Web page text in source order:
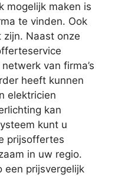
mogelijk maken is
te vinden. Ook
zijn. Naast onze
van firma’s
heeft kunnen
elektricien
kan
kunt u
prijsoffertes
in uw regio.
een prijsvergelijk